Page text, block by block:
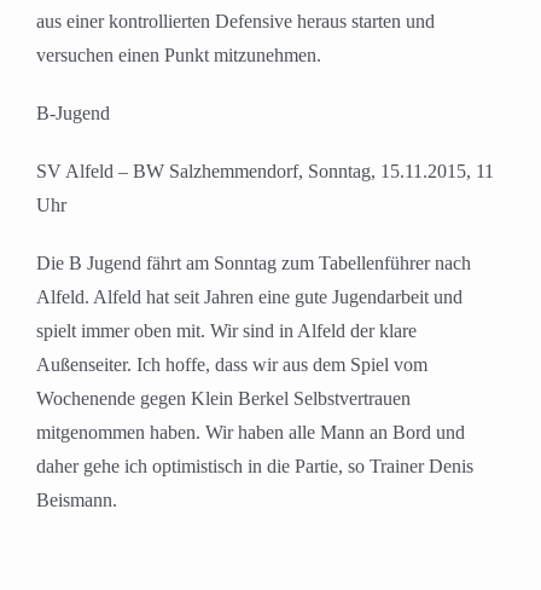
aus einer kontrollierten Defensive heraus starten und
versuchen einen Punkt mitzunehmen.
B-Jugend
SV Alfeld – BW Salzhemmendorf, Sonntag, 15.11.2015, 11
Uhr
Die B Jugend fährt am Sonntag zum Tabellenführer nach
Alfeld. Alfeld hat seit Jahren eine gute Jugendarbeit und
spielt immer oben mit. Wir sind in Alfeld der klare
Außenseiter. Ich hoffe, dass wir aus dem Spiel vom
Wochenende gegen Klein Berkel Selbstvertrauen
mitgenommen haben. Wir haben alle Mann an Bord und
daher gehe ich optimistisch in die Partie, so Trainer Denis
Beismann.